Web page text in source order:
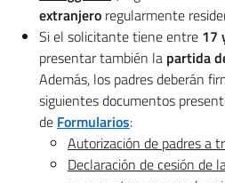
extranjero regularmente
Si el solicitante tiene entre 17
presentar también la partida
Además, los padres deberán
siguientes documentos
de Formularios:
Autorización de padres a
Declaración de cesión de